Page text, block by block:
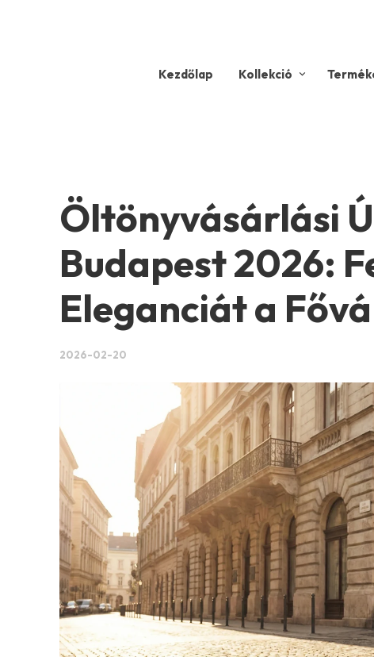
Kezdőlap Kollekció
Öltönyvásárlási
Budapest 2026:
Eleganciát a
2026-02-20